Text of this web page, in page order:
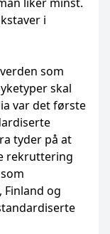
i
som
skal
var det første
tyder på at
rekruttering
Finland og